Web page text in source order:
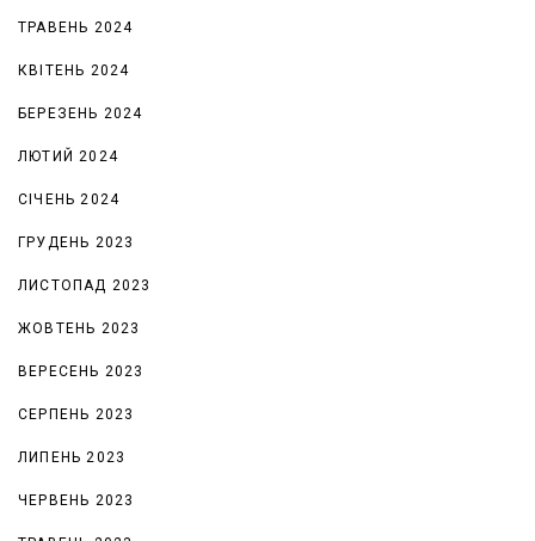
ТРАВЕНЬ 2024
КВІТЕНЬ 2024
БЕРЕЗЕНЬ 2024
ЛЮТИЙ 2024
СІЧЕНЬ 2024
ГРУДЕНЬ 2023
ЛИСТОПАД 2023
ЖОВТЕНЬ 2023
ВЕРЕСЕНЬ 2023
СЕРПЕНЬ 2023
ЛИПЕНЬ 2023
ЧЕРВЕНЬ 2023